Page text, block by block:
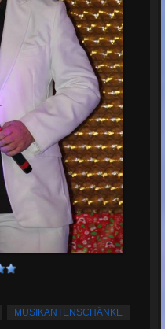
MUSIKANTENSCHÄNKE